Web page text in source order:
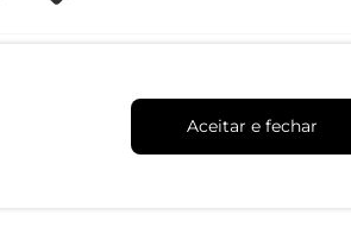
Aceitar e fechar